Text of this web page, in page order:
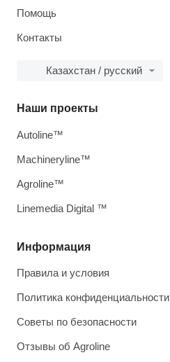
Помощь
Контакты
Казахстан / русский
Информация
Правила и условия
Политика конфиденциальности
Советы по безопасности
Отзывы об Agroline
Наши проекты
Autoline™
Machineryline™
Agroline™
Linemedia Digital ™